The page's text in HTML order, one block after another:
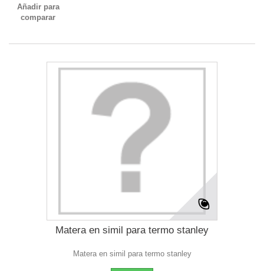
Añadir para
comparar
Matera en simil para termo stanley
Matera en simil para termo stanley